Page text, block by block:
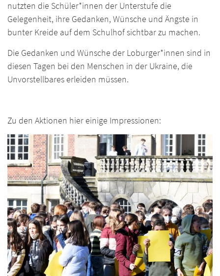
nutzten die Schüler*innen der Unterstufe die
Gelegenheit, ihre Gedanken, Wünsche und Ängste in
bunter Kreide auf dem Schulhof sichtbar zu machen.
Die Gedanken und Wünsche der Loburger*innen sind in
diesen Tagen bei den Menschen in der Ukraine, die
Unvorstellbares erleiden müssen.
Zu den Aktionen hier einige Impressionen: